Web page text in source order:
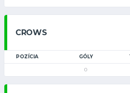
CROWS
POZÍCIA GÓLY
0